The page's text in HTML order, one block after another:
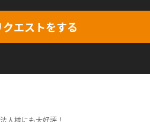
エストをする